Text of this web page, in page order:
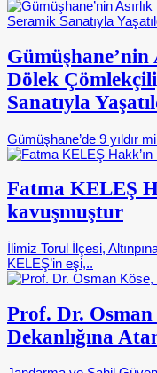
Dölek
Sanatıyla
Gümüşhane’de 9 yıldır
Fatma KELEŞ
kavuşmuştur
İlimiz Torul İlçesi,
KELEŞ’in eşi,..
Prof. Dr.
Dekanlığına